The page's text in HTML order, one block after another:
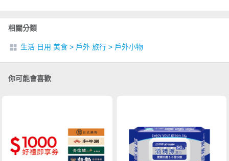
相關分類
生活 日用 美食 > 戶外 旅行 > 戶外小物
你可能會喜歡